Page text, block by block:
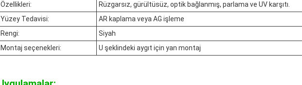
Özellikleri:
Rüzgarsız, gürültüsüz, optik bağlanmış, parlama ve UV karşıtı.
Yüzey Tedavisi:
AR kaplama veya AG işleme
Rengi:
Siyah
Montaj seçenekleri:
U şeklindeki aygıt için yan montaj